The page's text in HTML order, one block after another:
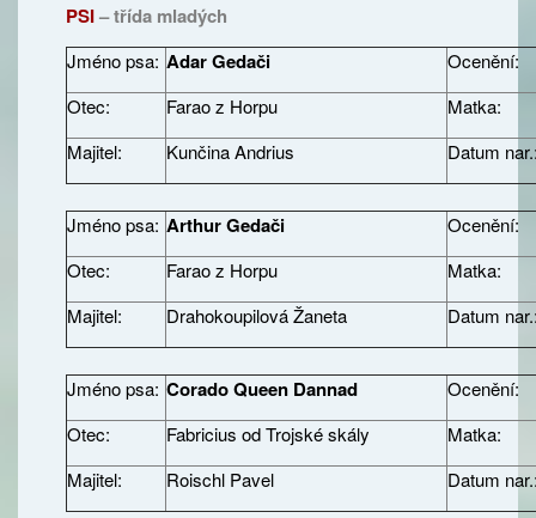
PSI– třída mladých
Jméno psa: Adar Gedači
Ocenění:
Otec:
Farao z Horpu
Matka:
Majitel:
Kunčina Andrius Datum
Jméno psa: Arthur Gedači
Ocenění:
Otec:
Farao z Horpu
Matka:
Majitel:
Drahokoupilová Žaneta Datum
Jméno psa: Corado Queen Dannad
Ocenění:
Otec:
Fabricius od Trojské skály
Matka:
Majitel:
Roischl Pavel Datum